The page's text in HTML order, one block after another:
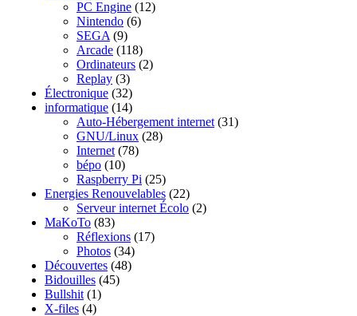
PC Engine (12)
Nintendo (6)
SEGA (9)
Arcade (118)
Ordinateurs (2)
Replay (3)
Électronique (32)
informatique (14)
Auto-Hébergement internet (31)
GNU/Linux (28)
Internet (78)
bépo (10)
Raspberry Pi (25)
Energies Renouvelables (22)
Serveur internet Écolo (2)
MaKoTo (83)
Réflexions (17)
Photos (34)
Découvertes (48)
Bidouilles (45)
Bullshit (1)
X-files (4)